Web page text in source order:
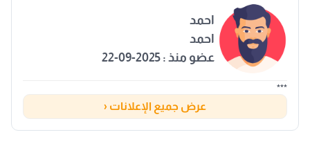
احمد
احمد
عضو منذ : 2025-09-22
***
عرض جميع الإعلانات ‹